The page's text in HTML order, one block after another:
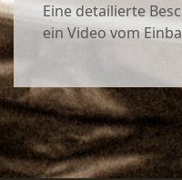
Eine detailierte
ein Video vom